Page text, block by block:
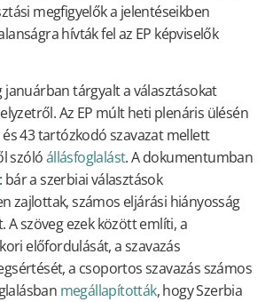
megfigyelők a jelentéseikben
hívták fel az EP képviselők
januárban tárgyalt a választásokat
Az EP múlt heti plenáris ülésén
43 tartózkodó szavazat mellett
szólóállásfoglalást. A dokumentumban
: bár a szerbiai választások
zajlottak, számos eljárási hiányosság
A szöveg ezek között említi, a
előfordulását, a szavazás
a csoportos szavazás számos
megállapították, hogy Szerbia